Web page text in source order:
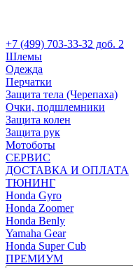
+7 (499) 703-33-32 доб. 2
Шлемы
Одежда
Перчатки
Защита тела (Черепаха)
Очки, подшлемники
Защита колен
Защита рук
Мотоботы
СЕРВИС
ДОСТАВКА И ОПЛАТА
ТЮНИНГ
Honda Gyro
Honda Zoomer
Honda Benly
Yamaha Gear
Honda Super Cub
ПРЕМИУМ